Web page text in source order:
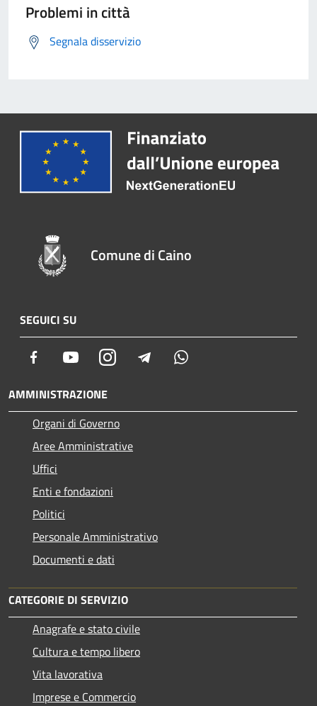
Problemi in città
Segnala disservizio
Comune di Caino
SEGUICI SU
Facebook YoutubeInstagram Telegram
AMMINISTRAZIONE
Organi di Governo
Aree Amministrative
Uffici
Enti e fondazioni
Politici
Personale Amministrativo
Documenti e dati
CATEGORIE DI SERVIZIO
Anagrafe e stato civile
Cultura e tempo libero
Vita lavorativa
Imprese e Commercio